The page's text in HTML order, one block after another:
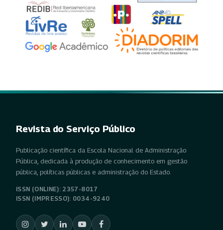
Revista do Serviço Público
Publicação científica da Escola Nacional de Administração
Pública, dedicada à produção de conhecimento em gestão
pública, políticas públicas e administração do Estado.
ISSN (ONLINE): 2357-8017
ISSN (IMPRESSO): 0034-9240